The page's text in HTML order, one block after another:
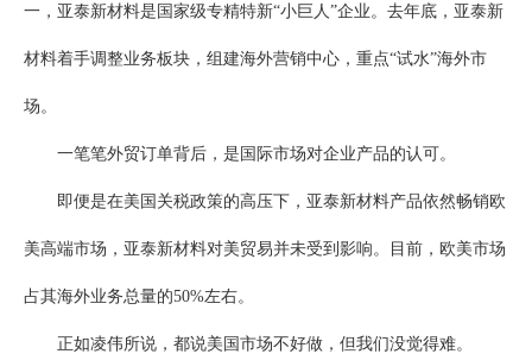
一，亚泰新材料是国家级专精特新“小巨人”企业。去年底，亚泰新
材料着手调整业务板块，组建海外营销中心，重点“试水”海外市
场。
一笔笔外贸订单背后，是国际市场对企业产品的认可。
即便是在美国关税政策的高压下，亚泰新材料产品依然畅销欧
美高端市场，亚泰新材料对美贸易并未受到影响。目前，欧美市场
占其海外业务总量的50%左右。
正如凌伟所说，都说美国市场不好做，但我们没觉得难。